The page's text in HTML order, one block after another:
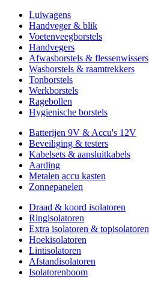
Luiwagens
Handveger & blik
Voetenveegborstels
Handvegers
Afwasborstels & flessenwissers
Wasborstels & raamtrekkers
Tonborstels
Werkborstels
Ragebollen
Hygienische borstels
Batterijen 9V & Accu's 12V
Beveiliging & testers
Kabelsets & aansluitkabels
Aarding
Metalen accu kasten
Zonnepanelen
Draad & koord isolatoren
Ringisolatoren
Extra isolatoren & topisolatoren
Hoekisolatoren
Lintisolatoren
Afstandisolatoren
Isolatorenboom